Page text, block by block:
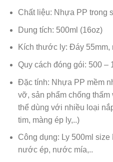
Chất liệu: Nhựa PP trong
Dung tích: 500ml (16oz)
Kích thước ly: Đáy 55mm,
Quy cách đóng gói: 500 –
Đặc tính: Nhựa PP mềm
vỡ, sản phẩm chống
thể dùng với nhiều loại
tim, màng ép ly,..)
Công dụng: Ly 500ml
nước ép, nước mía,..